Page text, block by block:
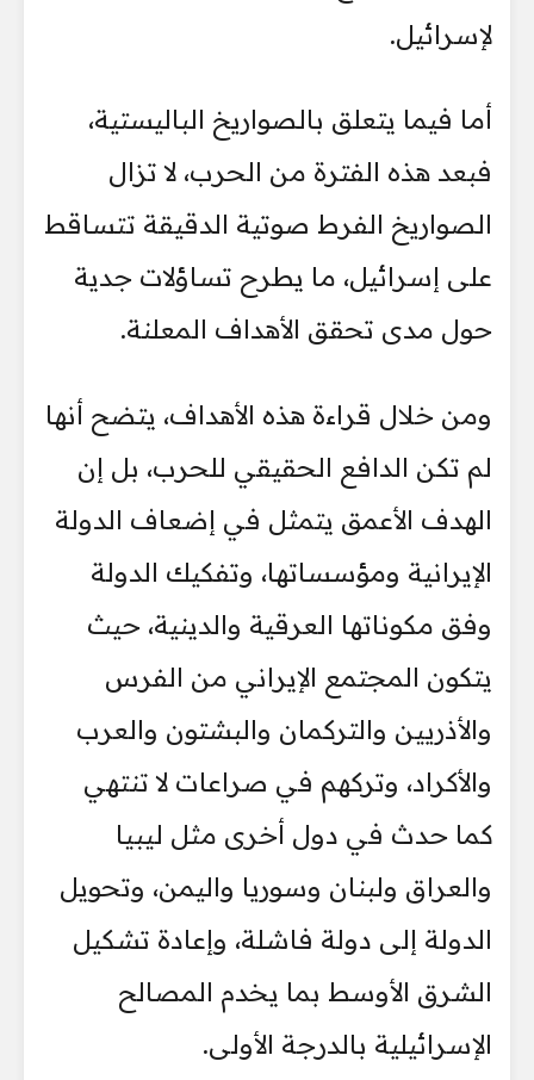
لإسرائيل.
أما فيما يتعلق بالصواريخ الباليستية،
فبعد هذه الفترة من الحرب، لا تزال
الصواريخ الفرط صوتية الدقيقة تتساقط
على إسرائيل، ما يطرح تساؤلات جدية
حول مدى تحقق الأهداف المعلنة.
ومن خلال قراءة هذه الأهداف، يتضح أنها
لم تكن الدافع الحقيقي للحرب، بل إن
الهدف الأعمق يتمثل في إضعاف الدولة
الإيرانية ومؤسساتها، وتفكيك الدولة
وفق مكوناتها العرقية والدينية، حيث
يتكون المجتمع الإيراني من الفرس
والأذريين والتركمان والبشتون والعرب
والأكراد، وتركهم في صراعات لا تنتهي
كما حدث في دول أخرى مثل ليبيا
والعراق ولبنان وسوريا واليمن، وتحويل
الدولة إلى دولة فاشلة، وإعادة تشكيل
الشرق الأوسط بما يخدم المصالح
الإسرائيلية بالدرجة الأولى.